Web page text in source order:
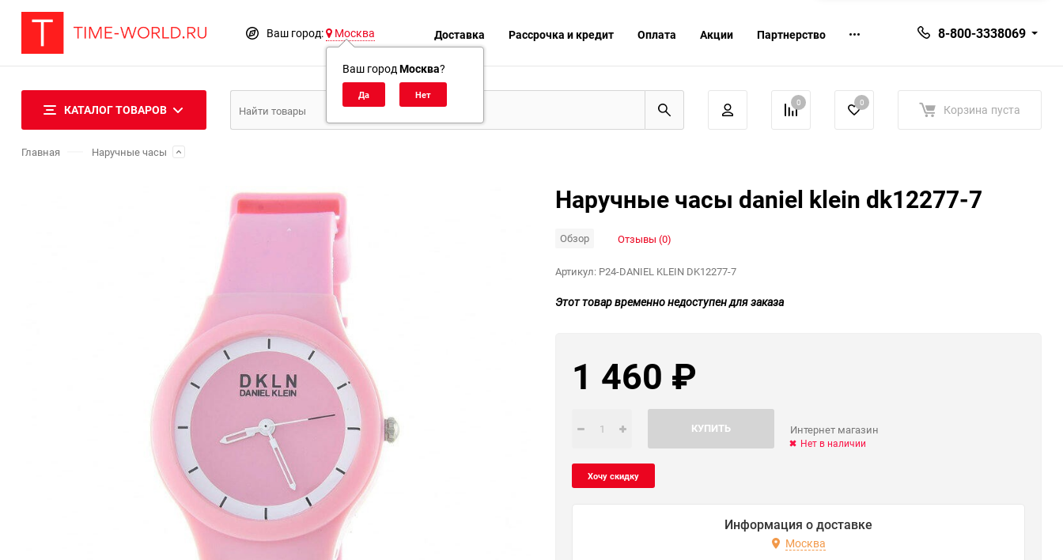
Ваш город: Москва
Ваш город Москва?
Доставка Рассрочка и кредит Оплата Акции Партнерство 8-800-3338069
КАТАЛОГ ТОВАРОВ 0 0 Корзина пуста
Главная Наручные часы
Наручные часы daniel klein dk12277-7
Обзор Отзывы (0)
Артикул: P24-DANIEL KLEIN DK12277-7
Этот товар временно недоступен для заказа
1 460 ₽
КУПИТЬ Интернет магазин
Нет в наличии
Информация о доставке
Москва